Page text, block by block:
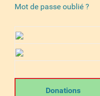
Mot de passe oublié ?
Donations